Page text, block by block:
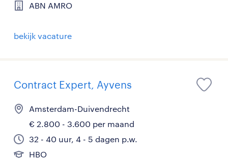
ABN AMRO
bekijk vacature
Contract Expert, Ayvens
Amsterdam-Duivendrecht
€ 2.800 - 3.600 per maand
32 - 40 uur, 4 - 5 dagen p.w.
HBO